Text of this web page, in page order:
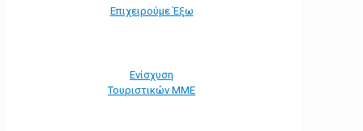
Επιχειρούμε Έξω
Ενίσχυση
Τουριστικών ΜΜΕ